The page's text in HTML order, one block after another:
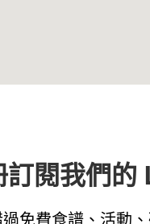
訂閱我們的
免費食譜、活動